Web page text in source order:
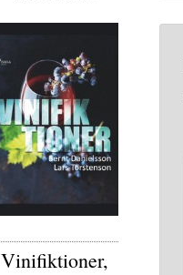
Vinifiktioner,